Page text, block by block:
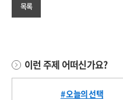
목록
이런 주제 어떠신가요?
# 오늘의 선택